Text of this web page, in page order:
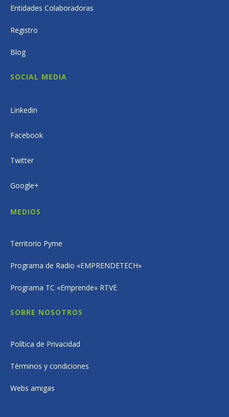
Entidades Colaboradoras
Registro
Blog
SOCIAL MEDIA
Linkedin
Facebook
Twitter
Google+
MEDIOS
Territorio Pyme
Programa de Radio «EMPRENDETECH»
Programa TC «Emprende» RTVE
SOBRE NOSOTROS
Política de Privacidad
Términos y condiciones
Webs amigas